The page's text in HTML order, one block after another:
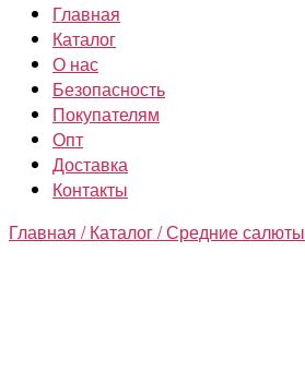
Главная
Каталог
О нас
Безопасность
Покупателям
Опт
Доставка
Контакты
Главная /Каталог /Средние салюты